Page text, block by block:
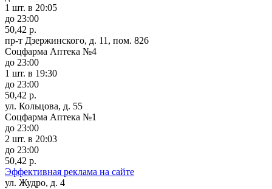
1 шт. в 20:05
до 23:00
50,42 р.
пр-т Дзержинского, д. 11, пом. 826
Соцфарма Аптека №4
до 23:00
1 шт. в 19:30
до 23:00
50,42 р.
ул. Кольцова, д. 55
Соцфарма Аптека №1
до 23:00
2 шт. в 20:03
до 23:00
50,42 р.
Эффективная реклама на сайте
ул. Жудро, д. 4